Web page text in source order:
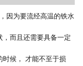
因为要流经高温的铁水
而且还需要具备一定
时候， 才能不至于损